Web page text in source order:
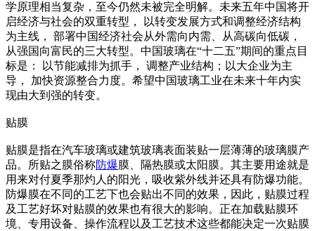
学原理相当复杂，至今仍然未被完全明解。未来五年中国将开
启经济与社会的双重转型， 以转变发展方式和调整经济结构
为主线， 部署中国经济社会从外需向内需、从高碳向低碳，
从强国向富民的三大转型。中国玻璃在“十二五”期间的重点目
标是： 以节能减排为抓手， 调整产业结构；以大企业为主
导， 加快资源整合力度。希望中国玻璃工业在未来十年内实
现由大到强的转变。
贴膜
贴膜是指在汽车玻璃或建筑玻璃表面装贴一层薄薄的玻璃膜产
品。所贴之膜俗称防爆膜、隔热膜或太阳膜。其主要用途就是
用来对付夏季那灼人的阳光，吸收紫外线并还具有防爆功能。
防爆膜在不同的工艺下也会贴出不同的效果，因此，贴膜过程
及工艺好坏对贴膜的效果也有很大的影响。正在加载贴膜环
境、专用设备、操作流程以及工艺技术这些都能决定一次贴膜